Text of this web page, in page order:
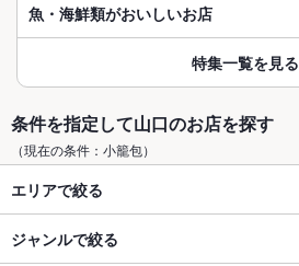
魚・海鮮類がおいしいお店
特集一覧を見る
条件を指定して山口のお店を探す
（現在の条件：小籠包）
エリアで絞る
ジャンルで絞る